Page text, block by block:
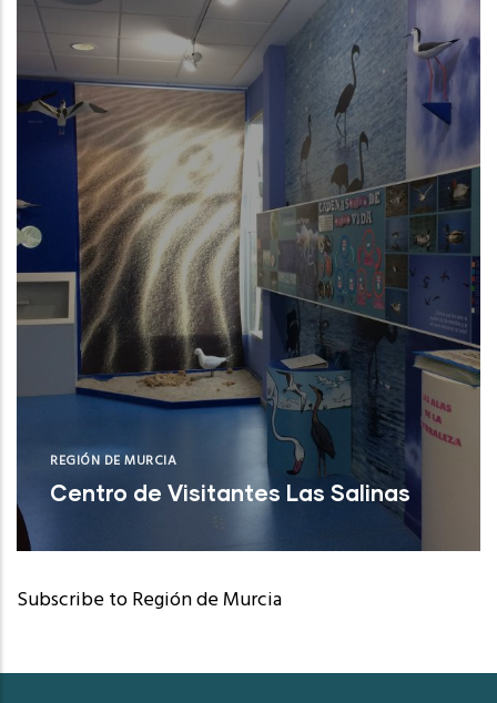
REGIÓN DE MURCIA
Centro de Visitantes Las Salinas
San Pedro del Pinatar (Murcia)
Subscribe to Región de Murcia